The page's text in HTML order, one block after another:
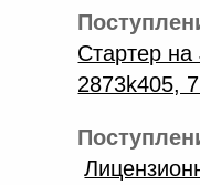
Стартер
2873k405,